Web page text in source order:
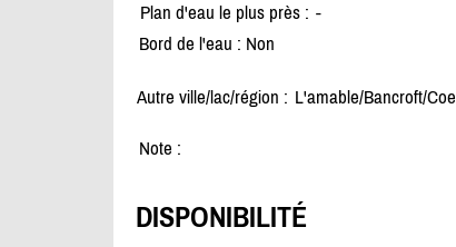
Plan d'eau le plus près : -
Bord de l'eau : Non
Autre ville/lac/région : L'amable/Bancroft/
Note :
DISPONIBILITÉ